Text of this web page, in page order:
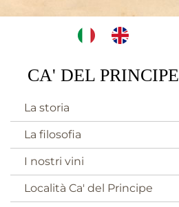
CA' DEL PRINCIPE
La storia
La filosofia
I nostri vini
Località Ca' del Principe